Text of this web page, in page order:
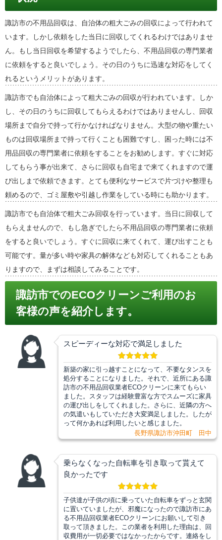
諏訪市の不用品回収は、自治体の粗大ごみの回収によって行われて
います。しかし依頼をした当日に回収してくれるわけではありませ
ん。もし当日回収を希望するようでしたら、不用品回収の専門業者
に依頼をすると良いでしょう。その日のうちに迅速な対応をしてく
れるというメリットがあります。
諏訪市でも自治体によって粗大ごみの回収が行われています。しか
し、その日のうちに回収してもらえるわけではありませんし、回収
場所まで自分で持って行かなければなりません。大型の物や重たい
ものは回収場所まで持って行くことも困難ですし、困った時には不
用品回収の専門業者に依頼をすることをお勧めします。すぐに対応
してもらう事が出来て、さらに回収も自宅まで来てくれますので運
び出しまで依頼できます。とても便利なサービスで片づけや整理も
頼めるので、ゴミ屋敷や引越し作業をしている時にも助かります。
諏訪市でも自治体で粗大ごみ回収を行っています。当日に回収して
もらえませんので、もし急ぎでしたら不用品回収の専門業者に依頼
をすると良いでしょう。すぐに回収に来てくれて、運び出すことも
可能です。量が多い時や家具の解体なども対応してくれることもあ
りますので、まずは相談してみることです。
諏訪市でのECOクリーンご利用のお
客様の声を紹介します。
スピーディーな対応で満足しました
新築の家に引っ越すことになって、不要なタンスを
処分することになりました。それで、近所にある諏
訪市の不用品回収業者ECOクリーンに来てもらい
ました。スタッフは経験豊富な方でスムーズに家具
の運び出しをしてくれました。さらに、近隣の方へ
の気遣いもしていただき大変満足しました。したが
って何かあれば利用したいと感じました。
長野県諏訪市沖田町 田中
乗らなくなった自転車を引き取って貰えて
良かったです
子供達が子供の頃に乗っていた自転車をずっと玄関
に置いていましたが、邪魔になったので諏訪市にあ
る不用品回収業者ECOクリーンにお願いして引き
取って頂きました。この業者を利用した理由は、回
収費用が一切必要ではなかったからです。連絡をし